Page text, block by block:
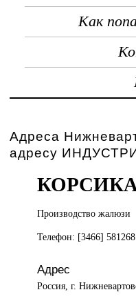
Как
Адреса
адресу
Производство жалюзи
Телефон: [3466]
Адрес
Россия, г.